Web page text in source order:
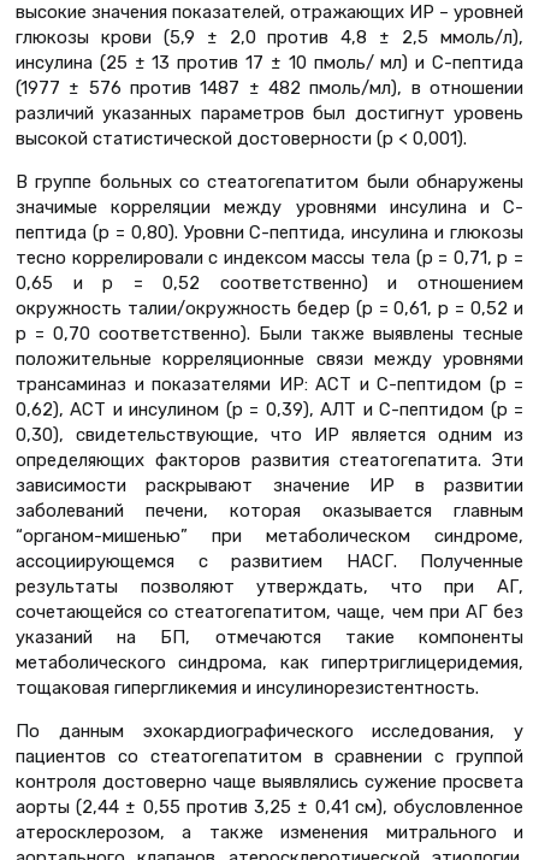
высокие значения показателей, отражающих ИР – уровней
глюкозы крови (5,9 ± 2,0 против 4,8 ± 2,5 ммоль/л),
инсулина (25 ± 13 против 17 ± 10 пмоль/ мл) и С-пептида
(1977 ± 576 против 1487 ± 482 пмоль/мл), в отношении
различий указанных параметров был достигнут уровень
высокой статистической достоверности (р < 0,001).
В группе больных со стеатогепатитом были обнаружены
значимые корреляции между уровнями инсулина и С-
пептида (р = 0,80). Уровни С-пептида, инсулина и глюкозы
тесно коррелировали с индексом массы тела (р = 0,71, р =
0,65 и р = 0,52 соответственно) и отношением
окружность талии/окружность бедер (р = 0,61, р = 0,52 и
р = 0,70 соответственно). Были также выявлены тесные
положительные корреляционные связи между уровнями
трансаминаз и показателями ИР: АСТ и С-пептидом (р =
0,62), АСТ и инсулином (р = 0,39), АЛТ и С-пептидом (р =
0,30), свидетельствующие, что ИР является одним из
определяющих факторов развития стеатогепатита. Эти
зависимости раскрывают значение ИР в развитии
заболеваний печени, которая оказывается главным
“органом-мишенью” при метаболическом синдроме,
ассоциирующемся с развитием НАСГ. Полученные
результаты позволяют утверждать, что при АГ,
сочетающейся со стеатогепатитом, чаще, чем при АГ без
указаний на БП, отмечаются такие компоненты
метаболического синдрома, как гипертриглицеридемия,
тощаковая гипергликемия и инсулинорезистентность.
По данным эхокардиографического исследования, у
пациентов со стеатогепатитом в сравнении с группой
контроля достоверно чаще выявлялись сужение просвета
аорты (2,44 ± 0,55 против 3,25 ± 0,41 см), обусловленное
атеросклерозом, а также изменения митрального и